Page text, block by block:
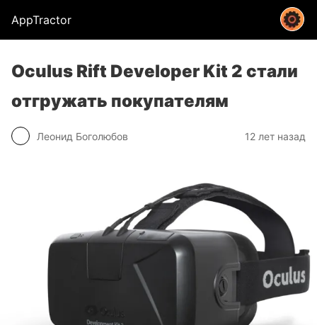
AppTractor
Oculus Rift Developer Kit 2 стали
отгружать покупателям
Леонид Боголюбов 12 лет назад